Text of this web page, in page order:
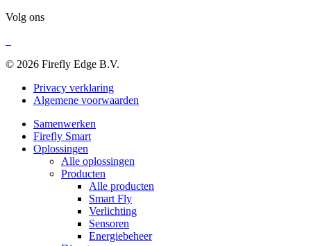
Volg ons
© 2026 Firefly Edge B.V.
Privacy verklaring
Algemene voorwaarden
Samenwerken
Firefly Smart
Oplossingen
Alle oplossingen
Producten
Alle producten
Smart Fly
Verlichting
Sensoren
Energiebeheer